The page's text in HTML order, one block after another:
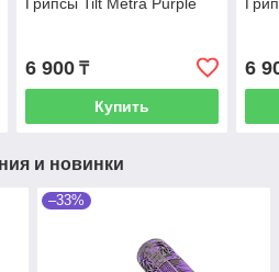
Грипсы Tilt Metra Purple
6 900₸
Купить
6
и новинки
–33%